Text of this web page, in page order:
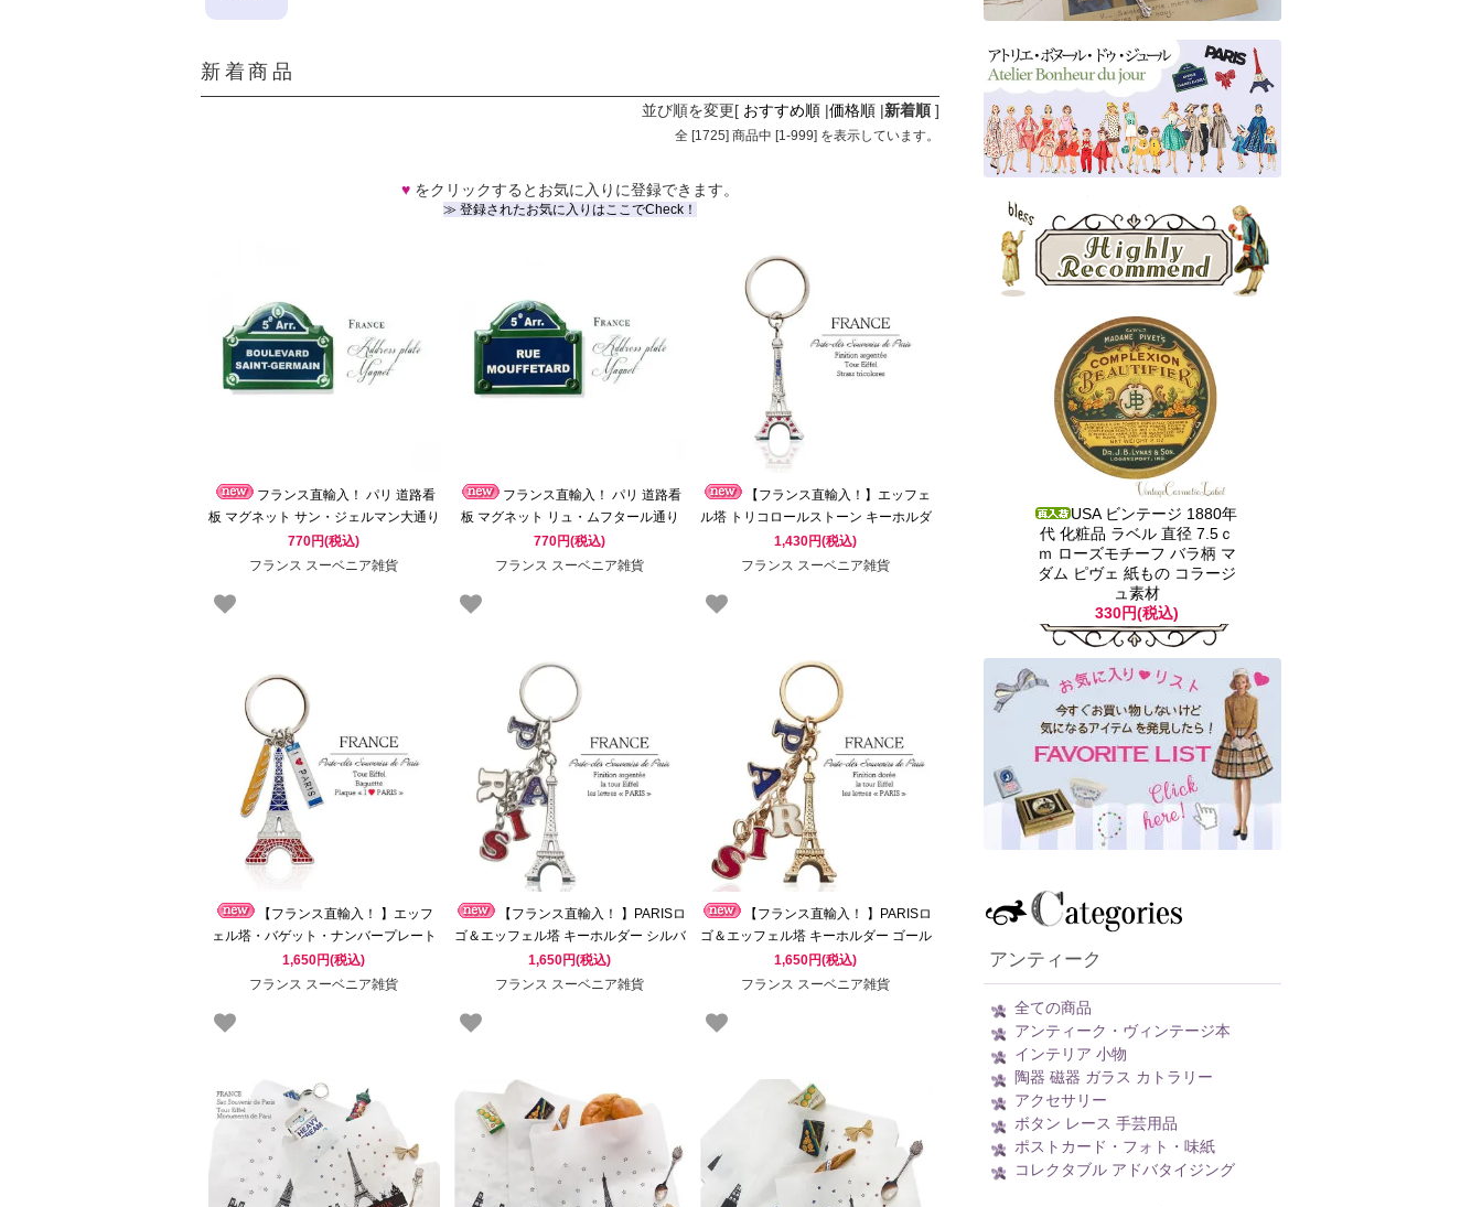
新着商品
並び順を変更[ おすすめ順 |価格順 |新着順 ]
全 [1725] 商品中 [1-999] を表示しています。
♥ をクリックするとお気に入りに登録できます。
≫ 登録されたお気に入りはここでCheck！
フランス直輸入！ パリ 道路看
板 マグネット サン・ジェルマン大通り
【BOULEVARD SAINT-GERMAIN】
（Souvenir de paris お土産）
770円(税込)
フランス スーベニア雑貨
フランス直輸入！ パリ 道路看
板 マグネット リュ・ムフタール通り
【Rue Mouffetard】（Souvenir de
paris お土産）
770円(税込)
フランス スーベニア雑貨
【フランス直輸入！】エッフェ
ル塔 トリコロールストーン キーホルダ
ー PARIS（シルバー）
1,430円(税込)
フランス スーベニア雑貨
【フランス直輸入！ 】エッフ
ェル塔・バゲット・ナンバープレート
キーホルダー（Souvenir de paris お土
産）
1,650円(税込)
フランス スーベニア雑貨
【フランス直輸入！ 】PARISロ
ゴ＆エッフェル塔 キーホルダー シルバ
ー（Souvenir de paris お土産）
1,650円(税込)
フランス スーベニア雑貨
【フランス直輸入！ 】PARISロ
ゴ＆エッフェル塔 キーホルダー ゴール
ド（Souvenir de paris お土産）
1,650円(税込)
フランス スーベニア雑貨
USA ビンテージ 1880年
代 化粧品 ラベル 直径 7.5ｃ
ｍ ローズモチーフ バラ柄 マ
ダム ピヴェ 紙もの コラージ
ュ素材
330円(税込)
アンティーク
全ての商品
アンティーク・ヴィンテージ本
インテリア 小物
陶器 磁器 ガラス カトラリー
アクセサリー
ボタン レース 手芸用品
ポストカード・フォト・味紙
コレクタブル アドバタイジング